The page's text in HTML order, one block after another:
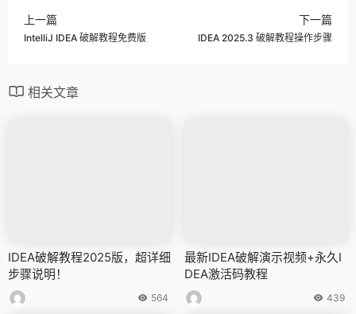
上一篇
IntelliJ IDEA 破解教程免费版
下一篇
IDEA 2025.3 破解教程操作步骤
相关文章
IDEA破解教程2025版，超详细
步骤说明！
564
最新IDEA破解演示视频+永久I
DEA激活码教程
439